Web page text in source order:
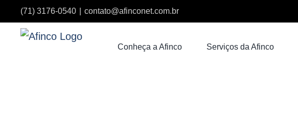
para
(71) 3176-0540 contato@afinconet.com.br
Conheça a Afinco Serviços da Afinco